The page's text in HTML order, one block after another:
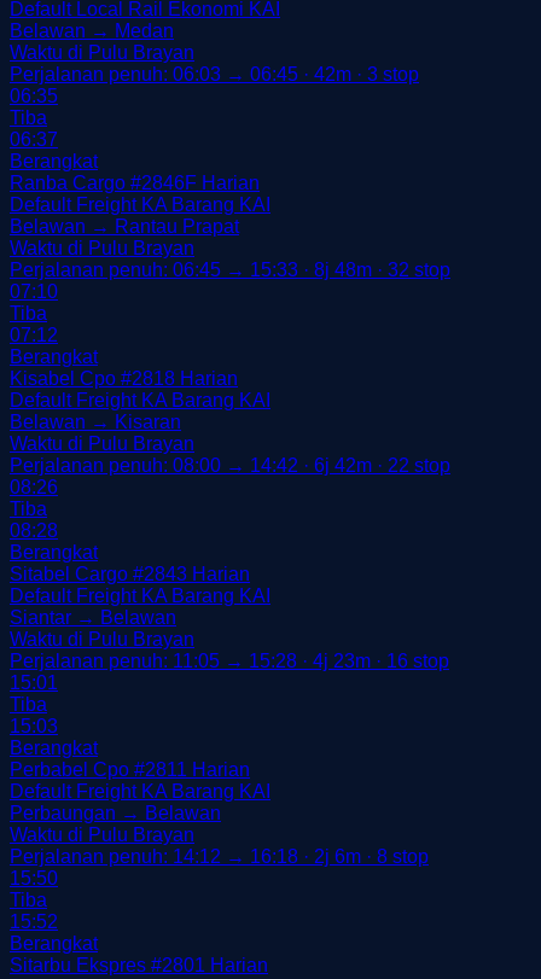
Default Local Rail Ekonomi KAI
Belawan → Medan
Waktu di Pulu Brayan
Perjalanan penuh: 06:03 → 06:45 · 42m · 3 stop
06:35
Tiba
06:37
Berangkat
Ranba Cargo #2846F Harian
Default Freight KA Barang KAI
Belawan → Rantau Prapat
Waktu di Pulu Brayan
Perjalanan penuh: 06:45 → 15:33 · 8j 48m · 32 stop
07:10
Tiba
07:12
Berangkat
Kisabel Cpo #2818 Harian
Default Freight KA Barang KAI
Belawan → Kisaran
Waktu di Pulu Brayan
Perjalanan penuh: 08:00 → 14:42 · 6j 42m · 22 stop
08:26
Tiba
08:28
Berangkat
Sitabel Cargo #2843 Harian
Default Freight KA Barang KAI
Siantar → Belawan
Waktu di Pulu Brayan
Perjalanan penuh: 11:05 → 15:28 · 4j 23m · 16 stop
15:01
Tiba
15:03
Berangkat
Perbabel Cpo #2811 Harian
Default Freight KA Barang KAI
Perbaungan → Belawan
Waktu di Pulu Brayan
Perjalanan penuh: 14:12 → 16:18 · 2j 6m · 8 stop
15:50
Tiba
15:52
Berangkat
Sitarbu Ekspres #2801 Harian